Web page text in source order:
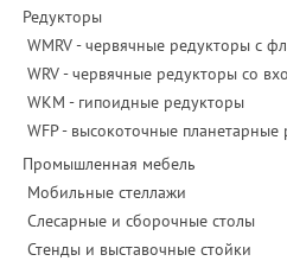
Редукторы
WMRV - червячные редукторы с
WRV - червячные редукторы со
WKM - гипоидные редукторы
WFP - высокоточные планетарные
Промышленная мебель
Мобильные стеллажи
Слесарные и сборочные столы
Стенды и выставочные стойки